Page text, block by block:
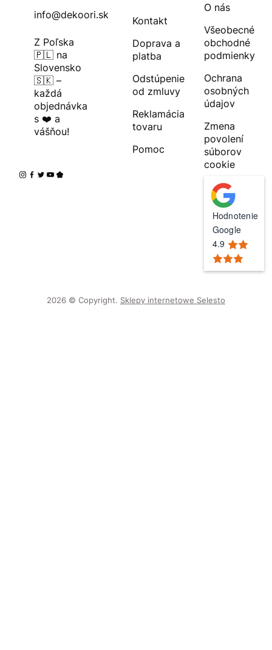
info@dekoori.sk
Z Poľska
🇵🇱 na
Slovensko
🇸🇰 –
každá
objednávka
s ❤️ a
vášňou!
Kontakt
Doprava a
platba
Odstúpenie
od zmluvy
Reklamácia
tovaru
Pomoc
O nás
Všeobecné
obchodné
podmienky
Ochrana
osobných
údajov
Zmena
povolení
súborov
cookie
Hodnotenie
Google
4.9
2026 © Copyright. Sklepy internetowe Selesto